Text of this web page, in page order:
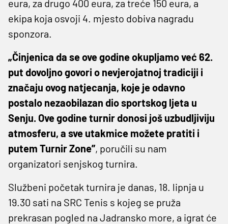
eura, za drugo 400 eura, za treće 150 eura, a
ekipa koja osvoji 4. mjesto dobiva nagradu
sponzora.
„Činjenica da se ove godine okupljamo već 62.
put dovoljno govori o nevjerojatnoj tradiciji i
značaju ovog natjecanja, koje je odavno
postalo nezaobilazan dio sportskog ljeta u
Senju. Ove godine turnir donosi još uzbudljiviju
atmosferu, a sve utakmice možete pratiti i
putem Turnir Zone”, poručili su nam
organizatori senjskog turnira.
Službeni početak turnira je danas, 18. lipnja u
19.30 sati na SRC Tenis s kojeg se pruža
prekrasan pogled na Jadransko more, a igrat će